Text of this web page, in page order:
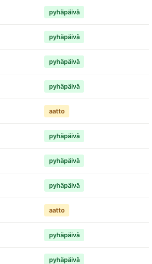
pyhäpäivä
pyhäpäivä
pyhäpäivä
pyhäpäivä
aatto
pyhäpäivä
pyhäpäivä
pyhäpäivä
aatto
pyhäpäivä
pyhäpäivä